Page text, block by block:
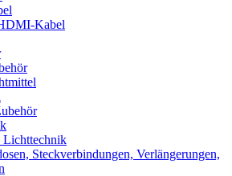
Kabel
Lichttechnik
Steckverbindungen, Verlängerungen,